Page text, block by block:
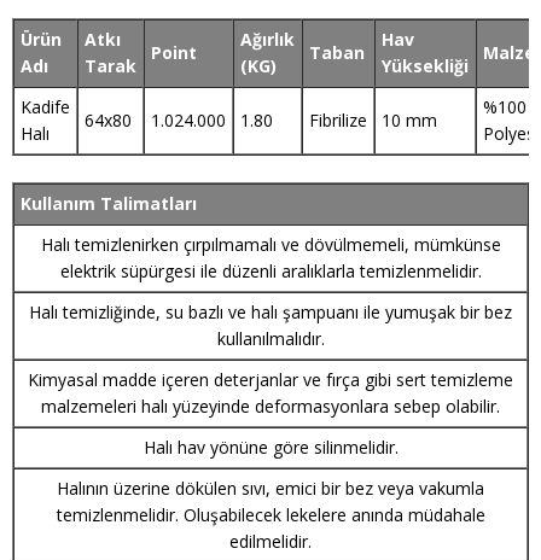
Ürün
Adı
Atkı
Tarak
Point
Ağırlık
(KG)
Taban
Hav
Yüksekliği
Kadife
Halı
64x80 1.024.000 1.80 Fibrilize 10 mm
%100
Kullanım Talimatları
Halı temizlenirken çırpılmamalı ve dövülmemeli, mümkünse
elektrik süpürgesi ile düzenli aralıklarla temizlenmelidir.
Halı temizliğinde, su bazlı ve halı şampuanı ile yumuşak bir bez
kullanılmalıdır.
Kimyasal madde içeren deterjanlar ve fırça gibi sert temizleme
malzemeleri halı yüzeyinde deformasyonlara sebep olabilir.
Halı hav yönüne göre silinmelidir.
Halının üzerine dökülen sıvı, emici bir bez veya vakumla
temizlenmelidir. Oluşabilecek lekelere anında müdahale
edilmelidir.